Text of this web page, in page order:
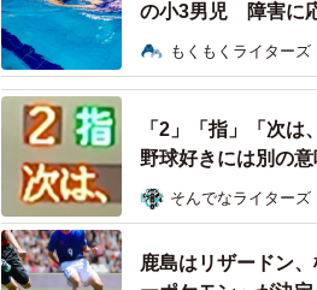
の小3男児 障害に
説】
もくもくライターズ
「2」「指」「次
野球好きには別の
そんでなライターズ
鹿島はリザードン